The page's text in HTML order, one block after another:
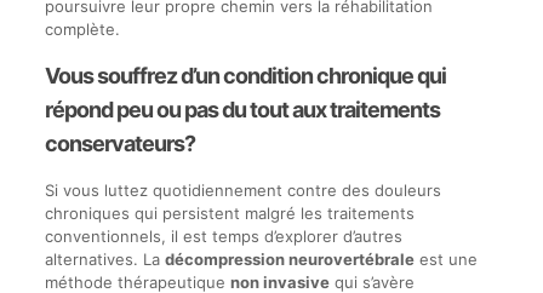
poursuivre leur propre chemin vers la réhabilitation
complète.
Vous souffrez d’un condition chronique qui
répond peu ou pas du tout aux traitements
conservateurs?
Si vous luttez quotidiennement contre des douleurs
chroniques qui persistent malgré les traitements
conventionnels, il est temps d’explorer d’autres
alternatives. La décompression neurovertébraleest une
méthode thérapeutique non invasivequi s’avère